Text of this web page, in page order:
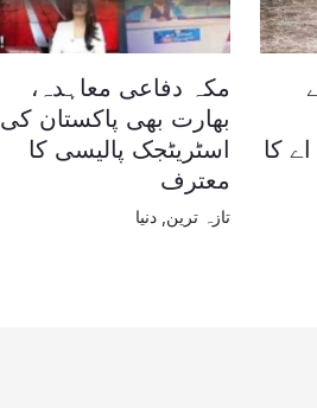
کا
مکہ دفاعی معاہدہ،
بھارت بھی پاکستان کی
اسٹریٹجک پالیسی کا
معترف
تازہ ترین دنیا